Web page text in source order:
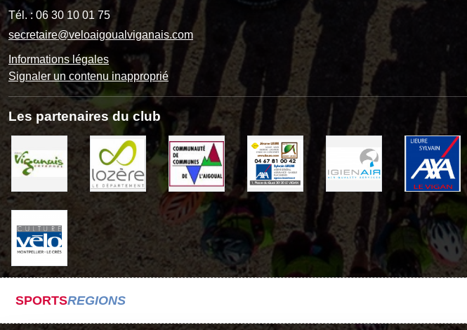
Tél. : 06 30 10 01 75
secretaire@veloaigoualviganais.com
Informations légales
Signaler un contenu inapproprié
Les partenaires du club
SPORTSREGIONS